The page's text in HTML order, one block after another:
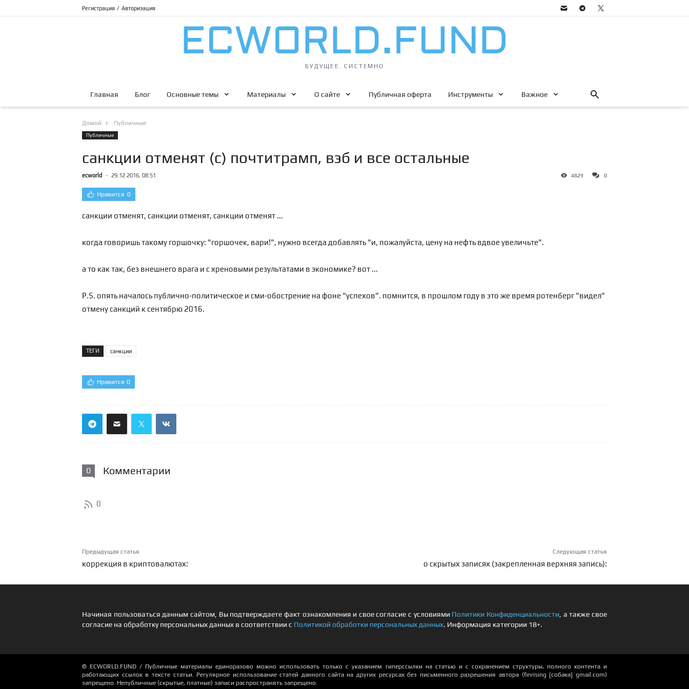
Регистрация / Авторизация
БУДУЩЕЕ. СИСТЕМНО
Главная Блог Основные темы Материалы О сайте Публичная оферта Инструменты Важное
Домой Публичные
Публичные
санкции отменят (с) почтитрамп, вэб и все остальные
ecworld - 29.12.2016, 08:51 4829 0
Нравится 0
санкции отменят, санкции отменят, санкции отменят ...
когда говоришь такому горшочку: "горшочек, вари!", нужно всегда добавлять "и, пожалуйста, цену на нефть вдвое увеличьте".
а то как так, без внешнего врага и с хреновыми результатами в экономике? вот ...
P.S. опять началось публично-политическое и сми-обострение на фоне "успехов". помнится, в прошлом году в это же время ротенберг "видел"
отмену санкций к сентябрю 2016.
ТЕГИ санкции
Нравится 0
0 Комментарии
0
Предыдущая статья
коррекция в криптовалютах:
Следующая статья
о скрытых записях (закрепленная верхняя запись):
Начиная пользоваться данным сайтом, Вы подтверждаете факт ознакомления и свое согласие с условиями Политики Конфиденциальности , а также свое
согласие на обработку персональных данных в соответствии с Политикой обработки персональных данных. Информация категории 18+.
© ECWORLD.FUND / Публичные материалы единоразово можно использовать только с указанием гиперссылки на статью и с сохранением структуры, полного контента и
работающих ссылок в тексте статьи. Регулярное использование статей данного сайта на других ресурсах без письменного разрешения автора (finrising [собака] gmail.com)
запрещено. Непубличные (скрытые, платные) записи распространять запрещено.